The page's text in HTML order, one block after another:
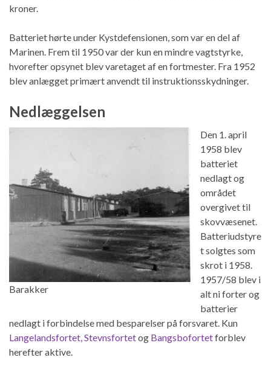
kroner.
Batteriet hørte under Kystdefensionen, som var en del af
Marinen. Frem til 1950 var der kun en mindre vagtstyrke,
hvorefter opsynet blev varetaget af en fortmester. Fra 1952
blev anlægget primært anvendt til instruktionsskydninger.
Nedlæggelsen
Barakker
Den 1. april
1958 blev
batteriet
nedlagt og
området
overgivet til
skovvæsenet.
Batteriudstyre
t solgtes som
skrot i 1958.
1957/58 blev i
alt ni forter og
batterier
nedlagt i forbindelse med besparelser på forsvaret. Kun
Langelandsfortet,Stevnsfortetog Bangsbofortetforblev
herefter aktive.